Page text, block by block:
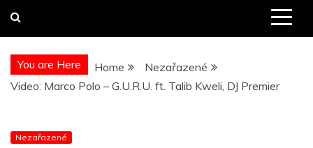
You are Here Home
Nezařazené
Video: Marco Polo – G.U.R.U. ft. Talib Kweli, DJ Premier
Nezařazené